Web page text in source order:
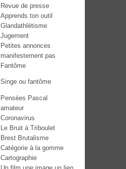
Revue de presse
Apprends ton outil
Glandathlétisme
Jugement
Petites annonces
manifestement pas
Fantôme
Singe ou fantôme
Pensées Pascal
amateur
Coronavirus
Le Bruit à Triboulet
Brest Brutalisme
Catégorie à la gomme
Cartographie